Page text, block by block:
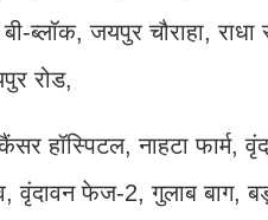
बी-ब्लॉक, जयपुर चौराहा,
रोड,
कैंसर हॉस्पिटल, नाहटा
वृंदावन फेज-2, गुलाब बाग,